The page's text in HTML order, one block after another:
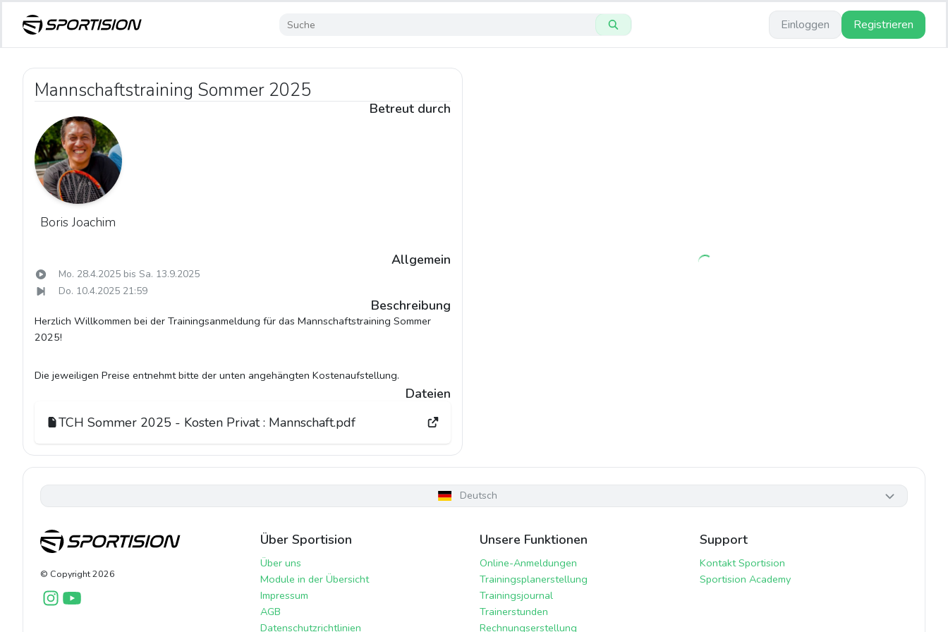
Einloggen Registrieren
Mannschaftstraining Sommer 2025
Betreut durch
Boris Joachim
Allgemein
Mo. 28.4.2025 bis Sa. 13.9.2025
Do. 10.4.2025 21:59
Beschreibung
Herzlich Willkommen bei der Trainingsanmeldung für das Mannschaftstraining Sommer
2025!
Die jeweiligen Preise entnehmt bitte der unten angehängten Kostenaufstellung.
Dateien
TCH Sommer 2025 - Kosten Privat : Mannschaft.pdf
Deutsch
© Copyright2026
Über Sportision
Über uns
Module in der Übersicht
Impressum
AGB
Datenschutzrichtlinien
Unsere Funktionen
Online-Anmeldungen
Trainingsplanerstellung
Trainingsjournal
Trainerstunden
Rechnungserstellung
Support
Kontakt Sportision
Sportision Academy